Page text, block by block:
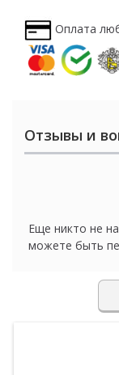
Оплата
Отзывы и
Еще никто не
можете быть